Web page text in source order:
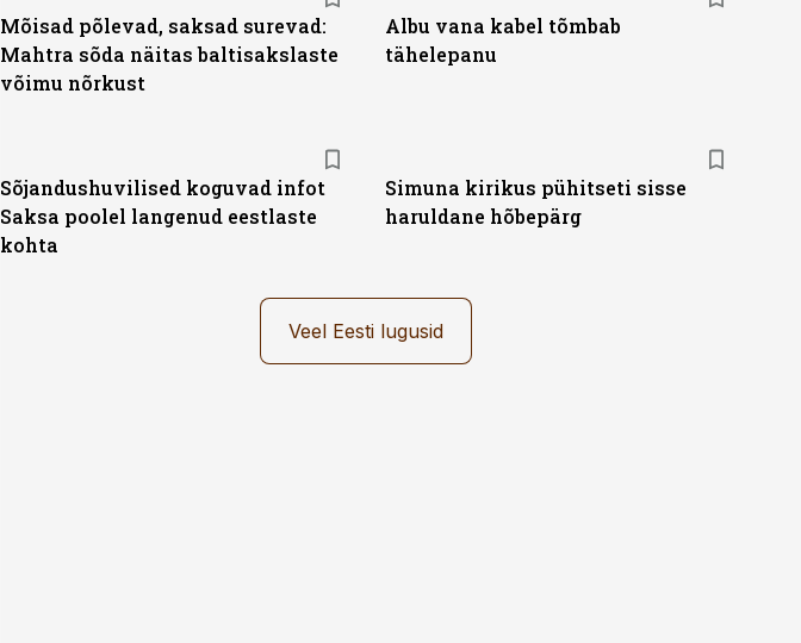
Mõisad põlevad, saksad surevad:
Mahtra sõda näitas baltisakslaste
võimu nõrkust
Albu vana kabel tõmbab
tähelepanu
Sõjandushuvilised koguvad infot
Saksa poolel langenud eestlaste
kohta
Simuna kirikus pühitseti sisse
haruldane hõbepärg
Veel Eesti lugusid